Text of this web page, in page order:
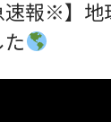
速報※】地